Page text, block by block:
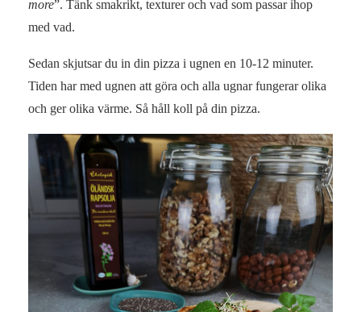
more”. Tänk smakrikt, texturer och vad som passar ihop
med vad.
Sedan skjutsar du in din pizza i ugnen en 10-12 minuter.
Tiden har med ugnen att göra och alla ugnar fungerar olika
och ger olika värme. Så håll koll på din pizza.